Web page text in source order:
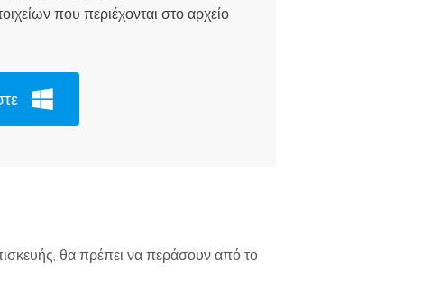
που περιέχονται στο αρχείο
θα πρέπει να περάσουν από το